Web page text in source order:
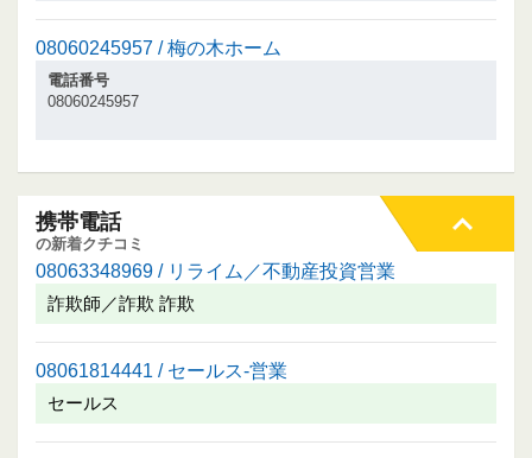
08060245957 / 梅の木ホーム
電話番号
08060245957
携帯電話
の新着クチコミ
08063348969 / リライム／不動産投資営業
詐欺師／詐欺 詐欺
08061814441 / セールス-営業
セールス